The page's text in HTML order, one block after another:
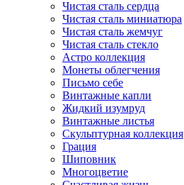
Чистая сталь сердца
Чистая сталь миниатюра
Чистая сталь жемчуг
Чистая сталь стекло
Астро коллекция
Монеты облегчения
Письмо себе
Винтажные капли
Жидкий изумруд
Винтажные листья
Скульптурная коллекция
Грация
Шиповник
Многоцветие